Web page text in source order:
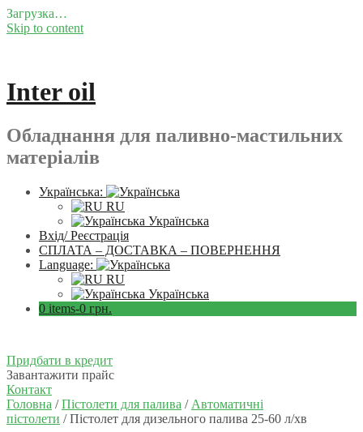
Загрузка…
Skip to content
Inter oil
Обладнання для паливно-мастильних
матеріалів
Українська:
RU
Українська
Вхід/ Реєстрація
СПЛАТА – ДОСТАВКА – ПОВЕРНЕННЯ
Language:
RU
Українська
0 items-0 грн.
Придбати в кредит
Завантажити прайс
Контакт
Головна /Пістолети для палива / Автоматичні
пістолети / Пістолет для дизельного палива 25-60 л/хв